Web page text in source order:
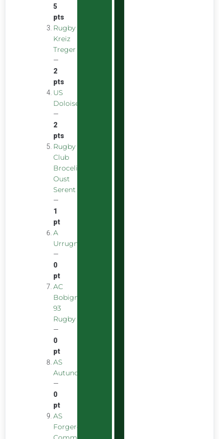
5
pts
Rugby
Kreiz
Treger
—
2
pts
US
Doloise
—
2
pts
Rugby
Club
Broceliande
Oust
Serent
—
1
pt
A
Urrugnarrak
—
0
pt
AC
Bobigny
93
Rugby
—
0
pt
AS
Autunoise
—
0
pt
AS
Forgeron